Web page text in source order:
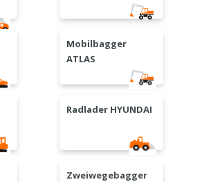
Mobilbagger
ATLAS
Radlader HYUNDAI
Zweiwegebagger